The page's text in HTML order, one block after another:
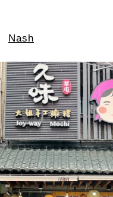
Nash